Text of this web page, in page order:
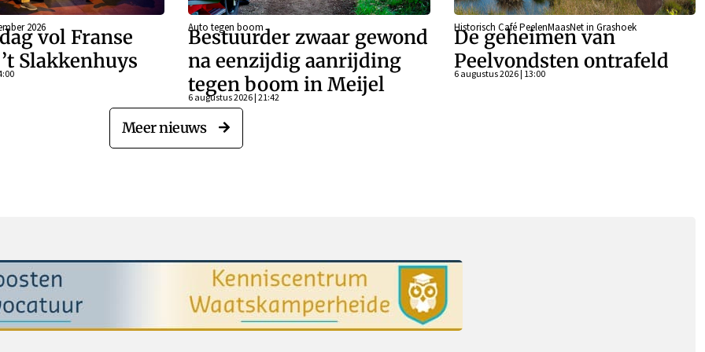
2026vol Franse
Slakkenhuys
Auto tegen boom
Bestuurder zwaar gewond
na eenzijdig aanrijding
tegen boom in Meijel
6 augustus 2026 | 21:42
Historisch Café PeelenMaasNet in Grashoek
De geheimen van
Peelvondsten ontrafeld
6 augustus 2026 | 13:00
Meer nieuws